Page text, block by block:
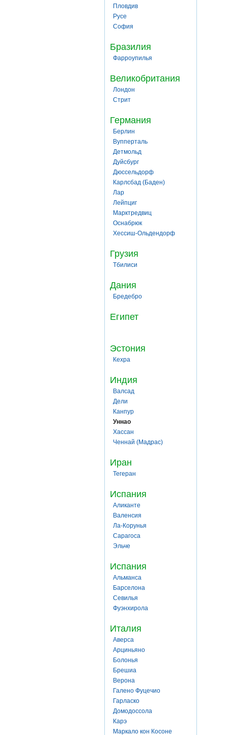
Пловдив
Русе
София
Бразилия
Фарроупилья
Великобритания
Лондон
Стрит
Германия
Берлин
Вупперталь
Детмольд
Дуйсбург
Дюссельдорф
Карлсбад (Баден)
Лар
Лейпциг
Марктредвиц
Оснабрюк
Хессиш-Ольдендорф
Грузия
Тбилиси
Дания
Бредебро
Египет
Эстония
Кехра
Индия
Валсад
Дели
Канпур
Уннао
Хассан
Ченнай (Мадрас)
Иран
Тегеран
Испания
Аликанте
Валенсия
Ла-Корунья
Сарагоса
Эльче
Испания
Альманса
Барселона
Севилья
Фуэнхирола
Италия
Аверса
Арциньяно
Болонья
Брешиа
Верона
Галено Фуцечио
Гарласко
Домодоссола
Карэ
Маркало кон Косоне